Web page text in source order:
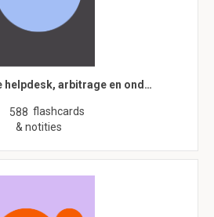
helpdesk, arbitrage en ond…
588 flashcards
& notities